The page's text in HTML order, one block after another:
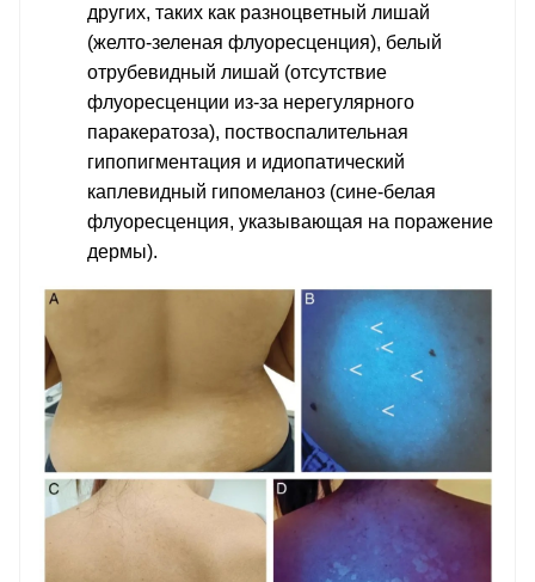
других, таких как разноцветный лишай
(желто-зеленая флуоресценция), белый
отрубевидный лишай (отсутствие
флуоресценции из-за нерегулярного
паракератоза), поствоспалительная
гипопигментация и идиопатический
каплевидный гипомеланоз (сине-белая
флуоресценция, указывающая на поражение
дермы).